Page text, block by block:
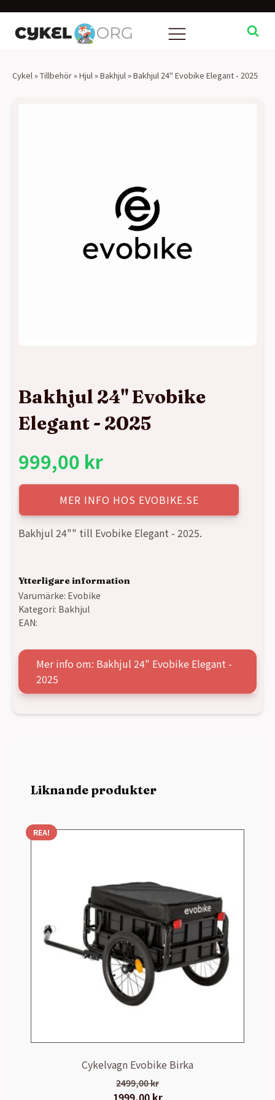
Cykel »Tillbehör»Hjul »Bakhjul »Bakhjul 24" Evobike Elegant - 2025
Bakhjul 24" Evobike
Elegant - 2025
999,00 kr
MER INFO HOS EVOBIKE.SE
Bakhjul 24"" till Evobike Elegant - 2025.
Ytterligare information
Varumärke: Evobike
Kategori: Bakhjul
EAN:
Mer info om: Bakhjul 24" Evobike Elegant -
2025
Liknande produkter
REA!
Cykelvagn Evobike Birka
2499,00kr
Det
1999,00 krDet